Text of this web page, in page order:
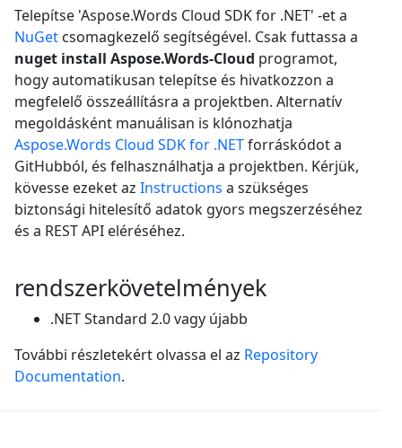
Telepítse 'Aspose.Words Cloud SDK for .NET' -et a
NuGet csomagkezelő segítségével. Csak futtassa a
nuget install Aspose.Words-Cloud programot,
hogy automatikusan telepítse és hivatkozzon a
megfelelő összeállításra a projektben. Alternatív
megoldásként manuálisan is klónozhatja
Aspose.Words Cloud SDK for .NETforráskódot a
GitHubból, és felhasználhatja a projektben. Kérjük,
kövesse ezeket az Instructions a szükséges
biztonsági hitelesítő adatok gyors megszerzéséhez
és a REST API eléréséhez.
rendszerkövetelmények
.NET Standard 2.0 vagy újabb
További részletekért olvassa el az Repository
Documentation.